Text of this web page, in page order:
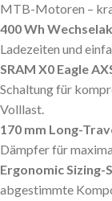
MTB-Motoren –
400 Wh
Ladezeiten und
SRAM X0 Eagle
Schaltung für
Volllast.
170 mm Long-
Dämpfer für
Ergonomic Sizing-
abgestimmte